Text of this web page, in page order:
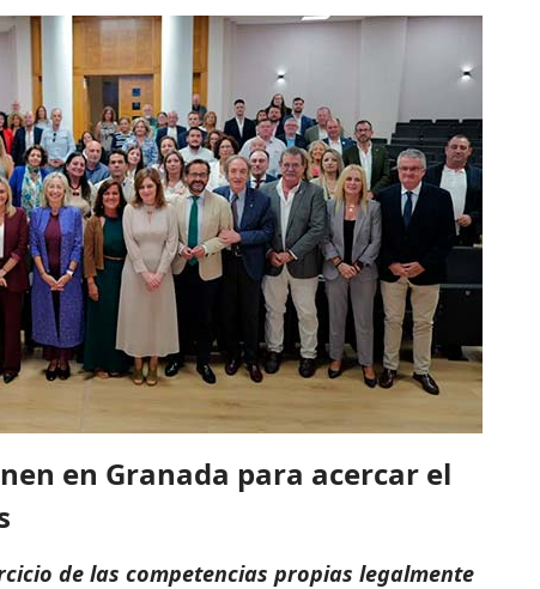
en Granada para acercar el
de las competencias propias legalmente